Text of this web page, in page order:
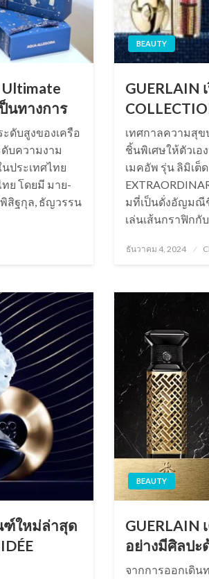
Ultimate
นทางการ
ะดับสูงของเครือ
บความงาม
ประเทศไทย
ย โดยมี มาย-
สิฐกุล, ธัญวรรน
BEAUTY
GUERLAIN
เทศกาลความสุ
ชิ้นพิเศษให้ตัวเ
เมคอัพ รุ่น ลิมิเต็
มที่เป็นดั่งอัญมณี
เล่นเส้นกราฟิกกั
Posted
ธันวาคม 4, 2024
ฑ์ใหม่ล่าสุด
BEAUTY
GUERLAIN
อย่างมีศิลปะ
จากการออกเดิน